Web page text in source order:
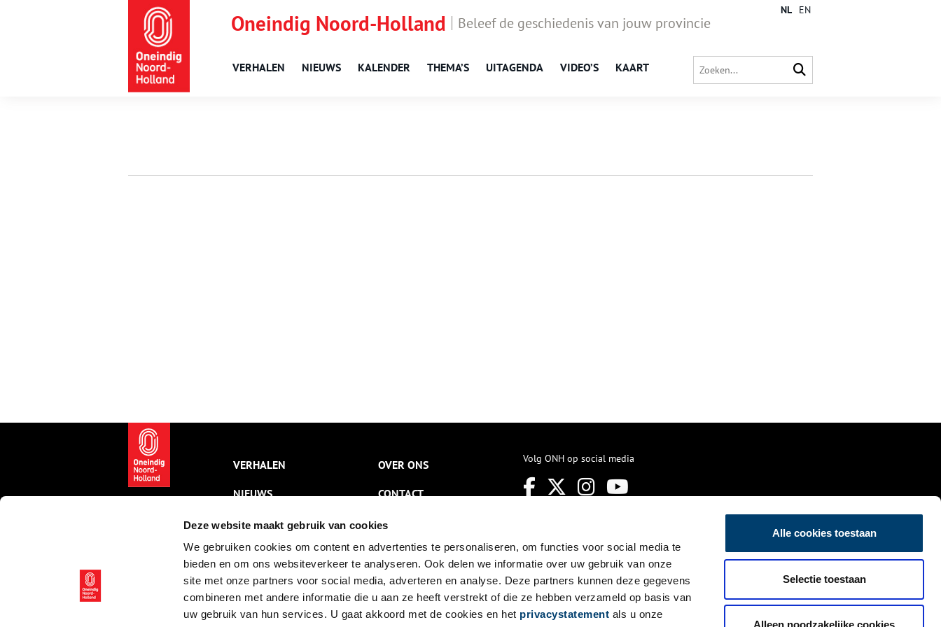
Deze website maakt gebruik van cookies
We gebruiken cookies om content en advertenties te personaliseren, om functies voor social media te
bieden en om ons websiteverkeer te analyseren. Ook delen we informatie over uw gebruik van onze
site met onze partners voor social media, adverteren en analyse. Deze partners kunnen deze gegevens
combineren met andere informatie die u aan ze heeft verstrekt of die ze hebben verzameld op basis van
uw gebruik van hun services. U gaat akkoord met de cookies en het privacystatement als u onze
Alle cookies toestaan
Selectie toestaan
Alleen noodzakelijke cookies
Oneindig Noord-Holland Beleef de geschiedenis van jouw provincie
VERHALEN NIEUWS KALENDER THEMA’S UITAGENDA VIDEO’S KAART
NL EN
VERHALEN
NIEUWS
KALENDER
THEMA’S
ACTIVITEITEN
VIDEO’S
OVER ONS
CONTACT
NIEUWSBRIEF
DISCLAIMER
PRIVACY
TOEGANKELIJKHEID
Volg ONH op social media